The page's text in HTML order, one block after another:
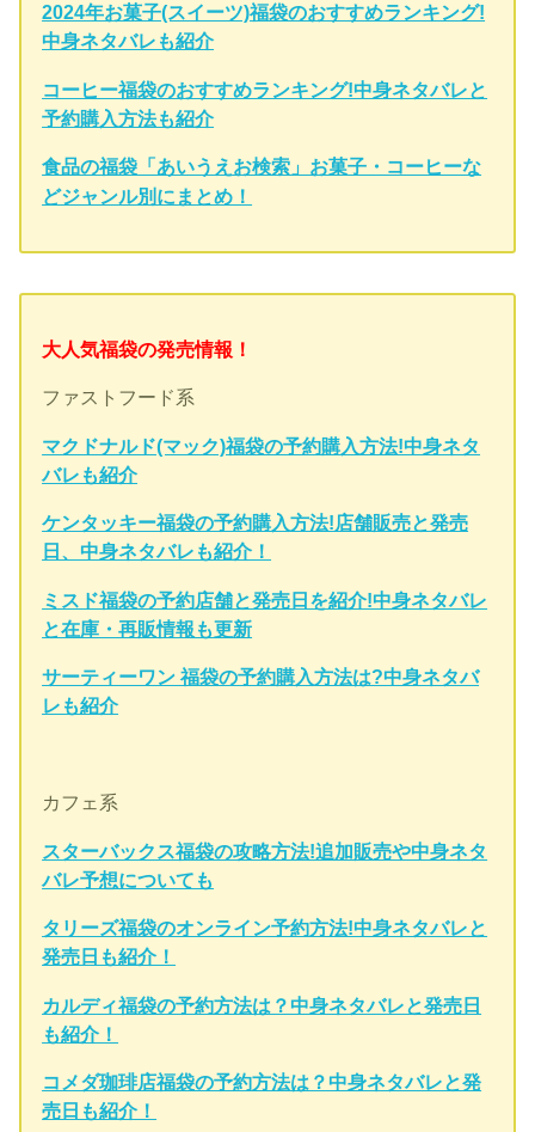
2024年お菓子(スイーツ)福袋のおすすめランキング!
中身ネタバレも紹介
コーヒー福袋のおすすめランキング!中身ネタバレと
予約購入方法も紹介
食品の福袋「あいうえお検索」お菓子・コーヒーな
どジャンル別にまとめ！
大人気福袋の発売情報！
ファストフード系
マクドナルド(マック)福袋の予約購入方法!中身ネタ
バレも紹介
ケンタッキー福袋の予約購入方法!店舗販売と発売
日、中身ネタバレも紹介！
ミスド福袋の予約店舗と発売日を紹介!中身ネタバレ
と在庫・再販情報も更新
サーティーワン 福袋の予約購入方法は?中身ネタバ
レも紹介
カフェ系
スターバックス福袋の攻略方法!追加販売や中身ネタ
バレ予想についても
タリーズ福袋のオンライン予約方法!中身ネタバレと
発売日も紹介！
カルディ福袋の予約方法は？中身ネタバレと発売日
も紹介！
コメダ珈琲店福袋の予約方法は？中身ネタバレと発
売日も紹介！